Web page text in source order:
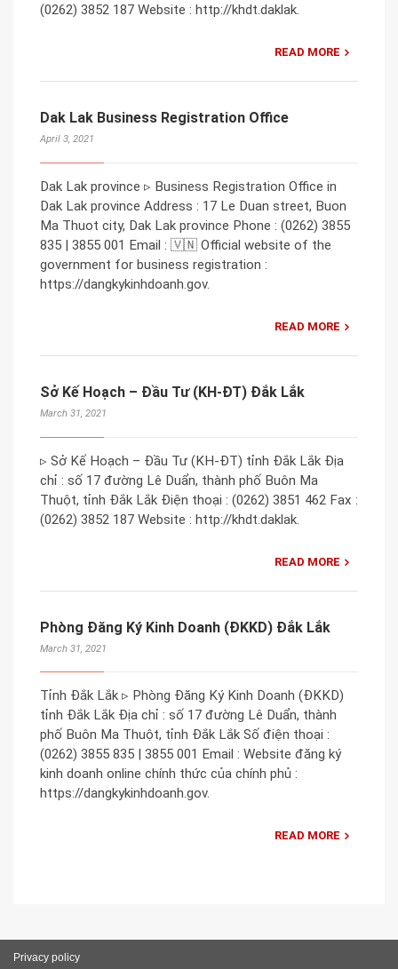
(0262) 3852 187 Website : http://khdt.daklak.
READ MORE
Dak Lak Business Registration Office
April 3, 2021
Dak Lak province ▹ Business Registration Office in
Dak Lak province Address : 17 Le Duan street, Buon
Ma Thuot city, Dak Lak province Phone : (0262) 3855
835 | 3855 001 Email : 🇻🇳 Official website of the
government for business registration :
https://dangkykinhdoanh.gov.
READ MORE
Sở Kế Hoạch – Đầu Tư (KH-ĐT) Đắk Lắk
March 31, 2021
▹ Sở Kế Hoạch – Đầu Tư (KH-ĐT) tỉnh Đắk Lắk Địa
chỉ : số 17 đường Lê Duẩn, thành phố Buôn Ma
Thuột, tỉnh Đắk Lắk Điện thoại : (0262) 3851 462 Fax :
(0262) 3852 187 Website : http://khdt.daklak.
READ MORE
Phòng Đăng Ký Kinh Doanh (ĐKKD) Đắk Lắk
March 31, 2021
Tỉnh Đắk Lắk ▹ Phòng Đăng Ký Kinh Doanh (ĐKKD)
tỉnh Đắk Lắk Địa chỉ : số 17 đường Lê Duẩn, thành
phố Buôn Ma Thuột, tỉnh Đắk Lắk Số điện thoại :
(0262) 3855 835 | 3855 001 Email : Website đăng ký
kinh doanh online chính thức của chính phủ :
https://dangkykinhdoanh.gov.
READ MORE
Privacy policy